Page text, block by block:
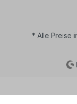
* Alle Preise